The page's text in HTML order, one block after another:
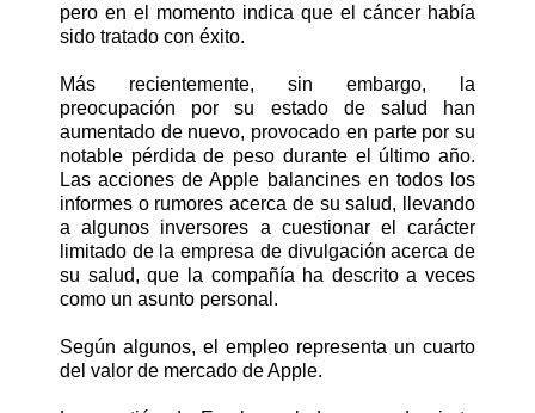
pero en el momento indica que el cáncer había
sido tratado con éxito.
Más recientemente, sin embargo, la
preocupación por su estado de salud han
aumentado de nuevo, provocado en parte por su
notable pérdida de peso durante el último año.
Las acciones de Apple balancines en todos los
informes o rumores acerca de su salud, llevando
a algunos inversores a cuestionar el carácter
limitado de la empresa de divulgación acerca de
su salud, que la compañía ha descrito a veces
como un asunto personal.
Según algunos, el empleo representa un cuarto
del valor de mercado de Apple.